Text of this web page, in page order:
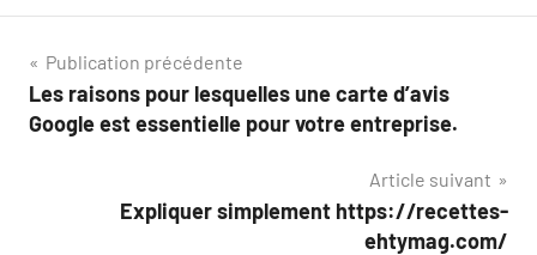
Navigation
de
Publication précédente
Les raisons pour lesquelles une carte d’avis
Google est essentielle pour votre entreprise.
Article suivant
Expliquer simplement https://recettes-
ehtymag.com/